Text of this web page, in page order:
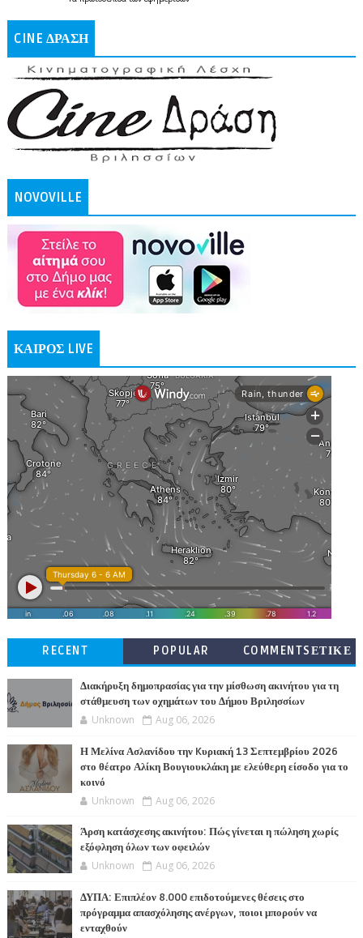
CINE ΔΡΑΣΗ
NOVOVILLE
ΚΑΙΡΟΣ LIVE
RECENT POPULAR
COMMENTSΕΤΙΚΕ
Διακήρυξη δημοπρασίας για την μίσθωση ακινήτου για τη
στάθμευση των οχημάτων του Δήμου Βριλησσίων
Unknown Aug 06, 2026
Η Μελίνα Ασλανίδου την Kυριακή 13 Σεπτεμβρίου 2026
στο θέατρο Αλίκη Βουγιουκλάκη με ελεύθερη είσοδο για το
κοινό
Unknown Aug 06, 2026
Άρση κατάσχεσης ακινήτου: Πώς γίνεται η πώληση χωρίς
εξόφληση όλων των οφειλών
Unknown Aug 06, 2026
ΔΥΠΑ: Επιπλέον 8.000 επιδοτούμενες θέσεις στο
πρόγραμμα απασχόλησης ανέργων, ποιοι μπορούν να
ενταχθούν